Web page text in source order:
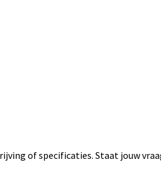
of specificaties. Staat jouw